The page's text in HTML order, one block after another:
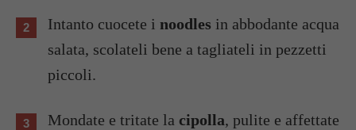
Intanto cuocete i noodles in abbodante acqua
salata, scolateli bene a tagliateli in pezzetti
piccoli.
Mondate e tritate la cipolla, pulite e affettate